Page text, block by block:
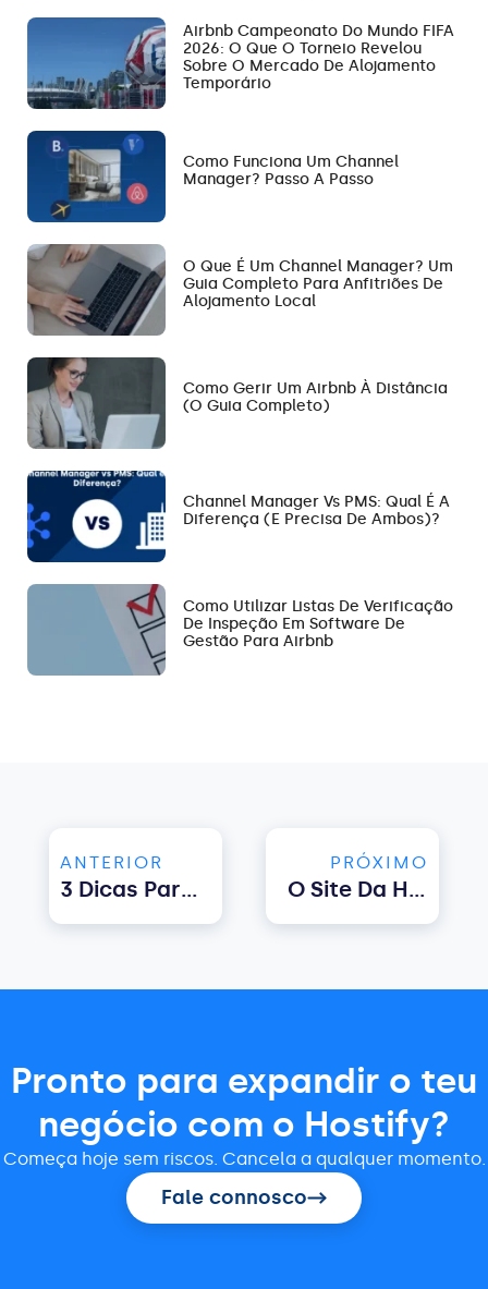
Airbnb Campeonato Do Mundo FIFA
2026: O Que O Torneio Revelou
Sobre O Mercado De Alojamento
Temporário
Como Funciona Um Channel
Manager? Passo A Passo
O Que É Um Channel Manager? Um
Guia Completo Para Anfitriões De
Alojamento Local
Como Gerir Um Airbnb À Distância
(O Guia Completo)
Channel Manager Vs PMS: Qual É A
Diferença (e Precisa De Ambos)?
Como Utilizar Listas De Verificação
De Inspeção Em Software De
Gestão Para Airbnb
ANTERIOR
3 Dicas Para Simplificar A Gestão Da Revisão Dos Seus Imóveis
PRÓXIMO
O Site Da Hostify Já Está Disponível Em Português!
Pronto para expandir o teu
negócio com o Hostify?
Começa hoje sem riscos. Cancela a qualquer momento.
Fale connosco